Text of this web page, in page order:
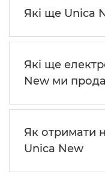
Які ще Unica
Які ще
New ми
Як отримати
Unica New